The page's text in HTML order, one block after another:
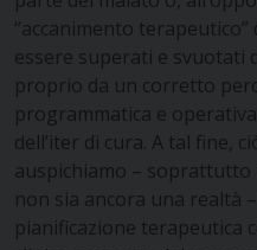
“accanimento
essere superati e svuotati
proprio da un corretto
programmatica e
dell’iter di cura. A tal fine,
auspichiamo – soprattutto
non sia ancora una realtà
pianificazione terapeutica